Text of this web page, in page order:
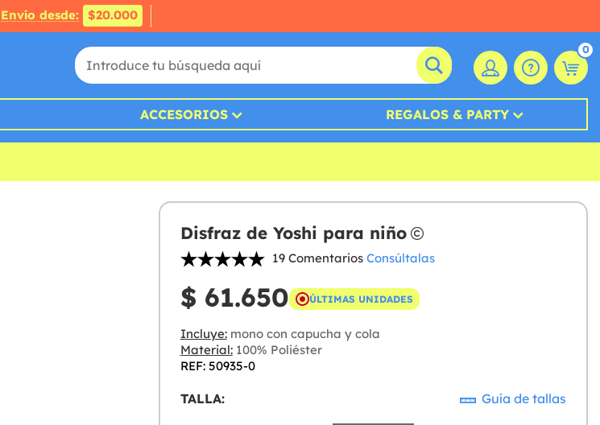
Envío desde: $20.000
0
ACCESORIOS REGALOS & PARTY
Disfraz de Yoshi para niño
19 Comentarios Consúltalas
$ 61.650 ÚLTIMAS UNIDADES
Incluye:mono con capucha y cola
Material:100% Poliéster
REF: 50935-0
TALLA: Guía de tallas